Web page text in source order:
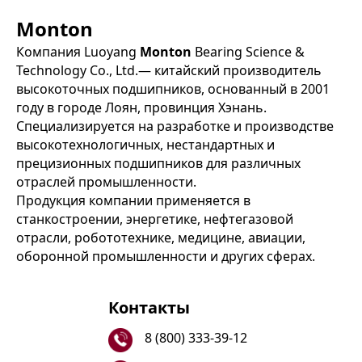
Monton
Компания Luoyang Monton Bearing Science &
Technology Co., Ltd.— китайский производитель
высокоточных подшипников, основанный в 2001
году в городе Лоян, провинция Хэнань.
Специализируется на разработке и производстве
высокотехнологичных, нестандартных и
прецизионных подшипников для различных
отраслей промышленности.
Продукция компании применяется в
станкостроении, энергетике, нефтегазовой
отрасли, робототехнике, медицине, авиации,
оборонной промышленности и других сферах.
Контакты
8 (800) 333-39-12